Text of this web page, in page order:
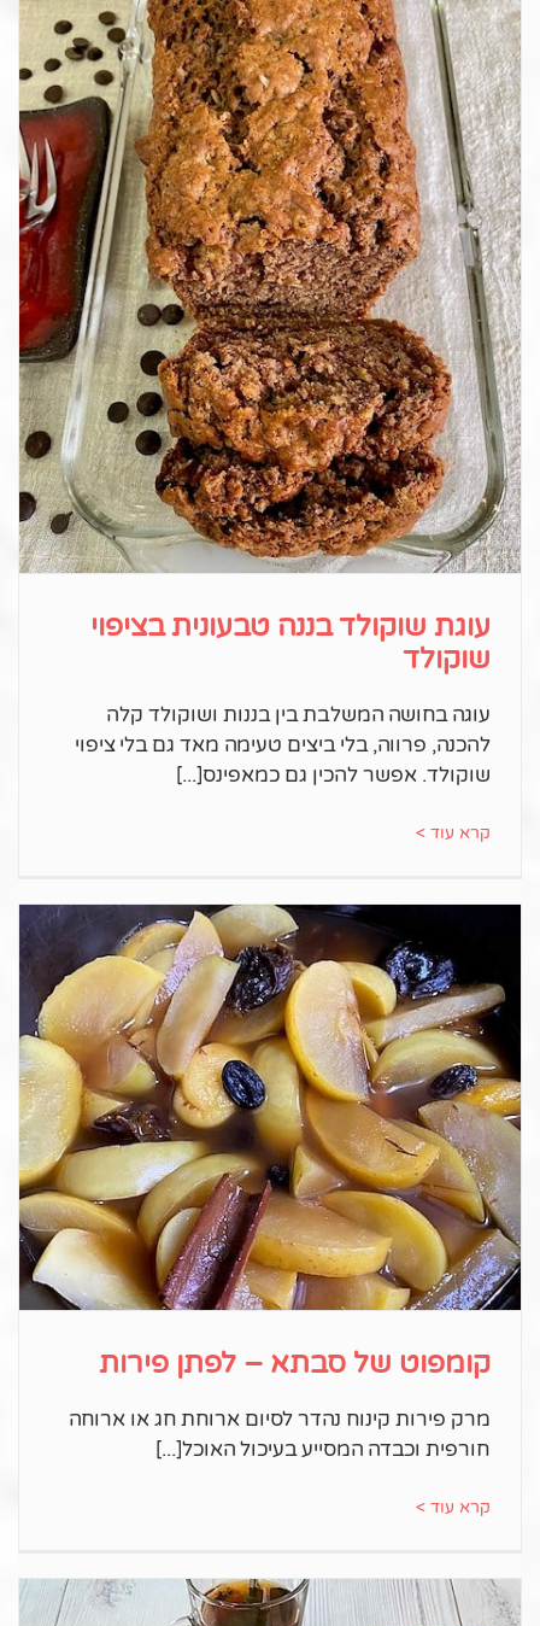
עוגת שוקולד בננה טבעונית בציפוי
שוקולד
עוגה בחושה המשלבת בין בננות ושוקולד קלה
להכנה, פרווה, בלי ביצים טעימה מאד גם בלי ציפוי
שוקולד. אפשר להכין גם כמאפינס
קרא עוד >
קומפוט של סבתא – לפתן פירות
מרק פירות קינוח נהדר לסיום ארוחת חג או ארוחה
חורפית וכבדה המסייע בעיכול האוכל
קרא עוד >